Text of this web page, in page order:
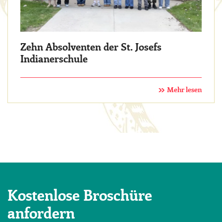
Zehn Absolventen der St. Josefs
Indianerschule
Mehr lesen
Kostenlose Broschüre
anfordern